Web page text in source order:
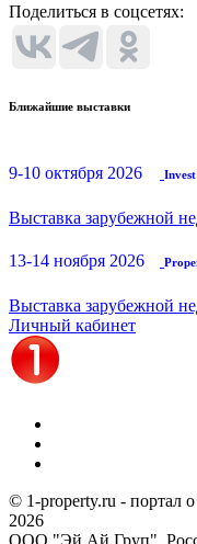
Поделиться в соцсетях:
Ближайшие выставки
9-10 октября 2026
Выставка зарубежной
13-14 ноября 2026
Выставка зарубежной
Личный кабинет
© 1-property.ru - портал
2026
ООО "Эй Ай Груп",